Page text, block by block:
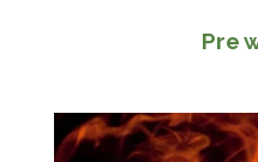
Pre